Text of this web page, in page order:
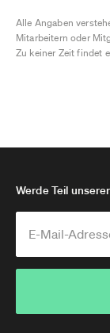
Alle Angaben
Mitarbeitern oder
Zu keiner Zeit findet
Werde Teil